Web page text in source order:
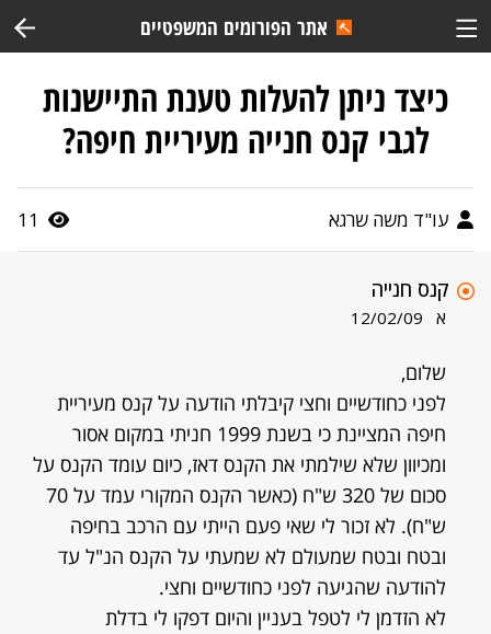
אתר הפורומים המשפטיים
כיצד ניתן להעלות טענת התיישנות
לגבי קנס חנייה מעיריית חיפה?
עו"ד משה שרגא 11
קנס חנייה
א 12/02/09
שלום,
לפני כחודשיים וחצי קיבלתי הודעה על קנס מעיריית
חיפה המציינת כי בשנת 1999 חניתי במקום אסור
ומכיוון שלא שילמתי את הקנס דאז, כיום עומד הקנס על
סכום של 320 ש"ח (כאשר הקנס המקורי עמד על 70
ש"ח). לא זכור לי שאי פעם הייתי עם הרכב בחיפה
ובטח ובטח שמעולם לא שמעתי על הקנס הנ"ל עד
להודעה שהגיעה לפני כחודשיים וחצי.
לא הזדמן לי לטפל בעניין והיום דפקו לי בדלת